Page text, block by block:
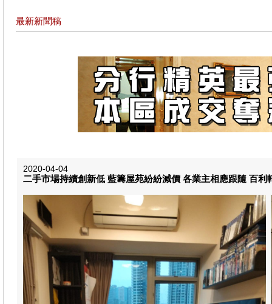
最新新聞稿
2020-04-04
二手市場持續創新低 藍籌屋苑紛紛減價 各業主相應跟隨 百利